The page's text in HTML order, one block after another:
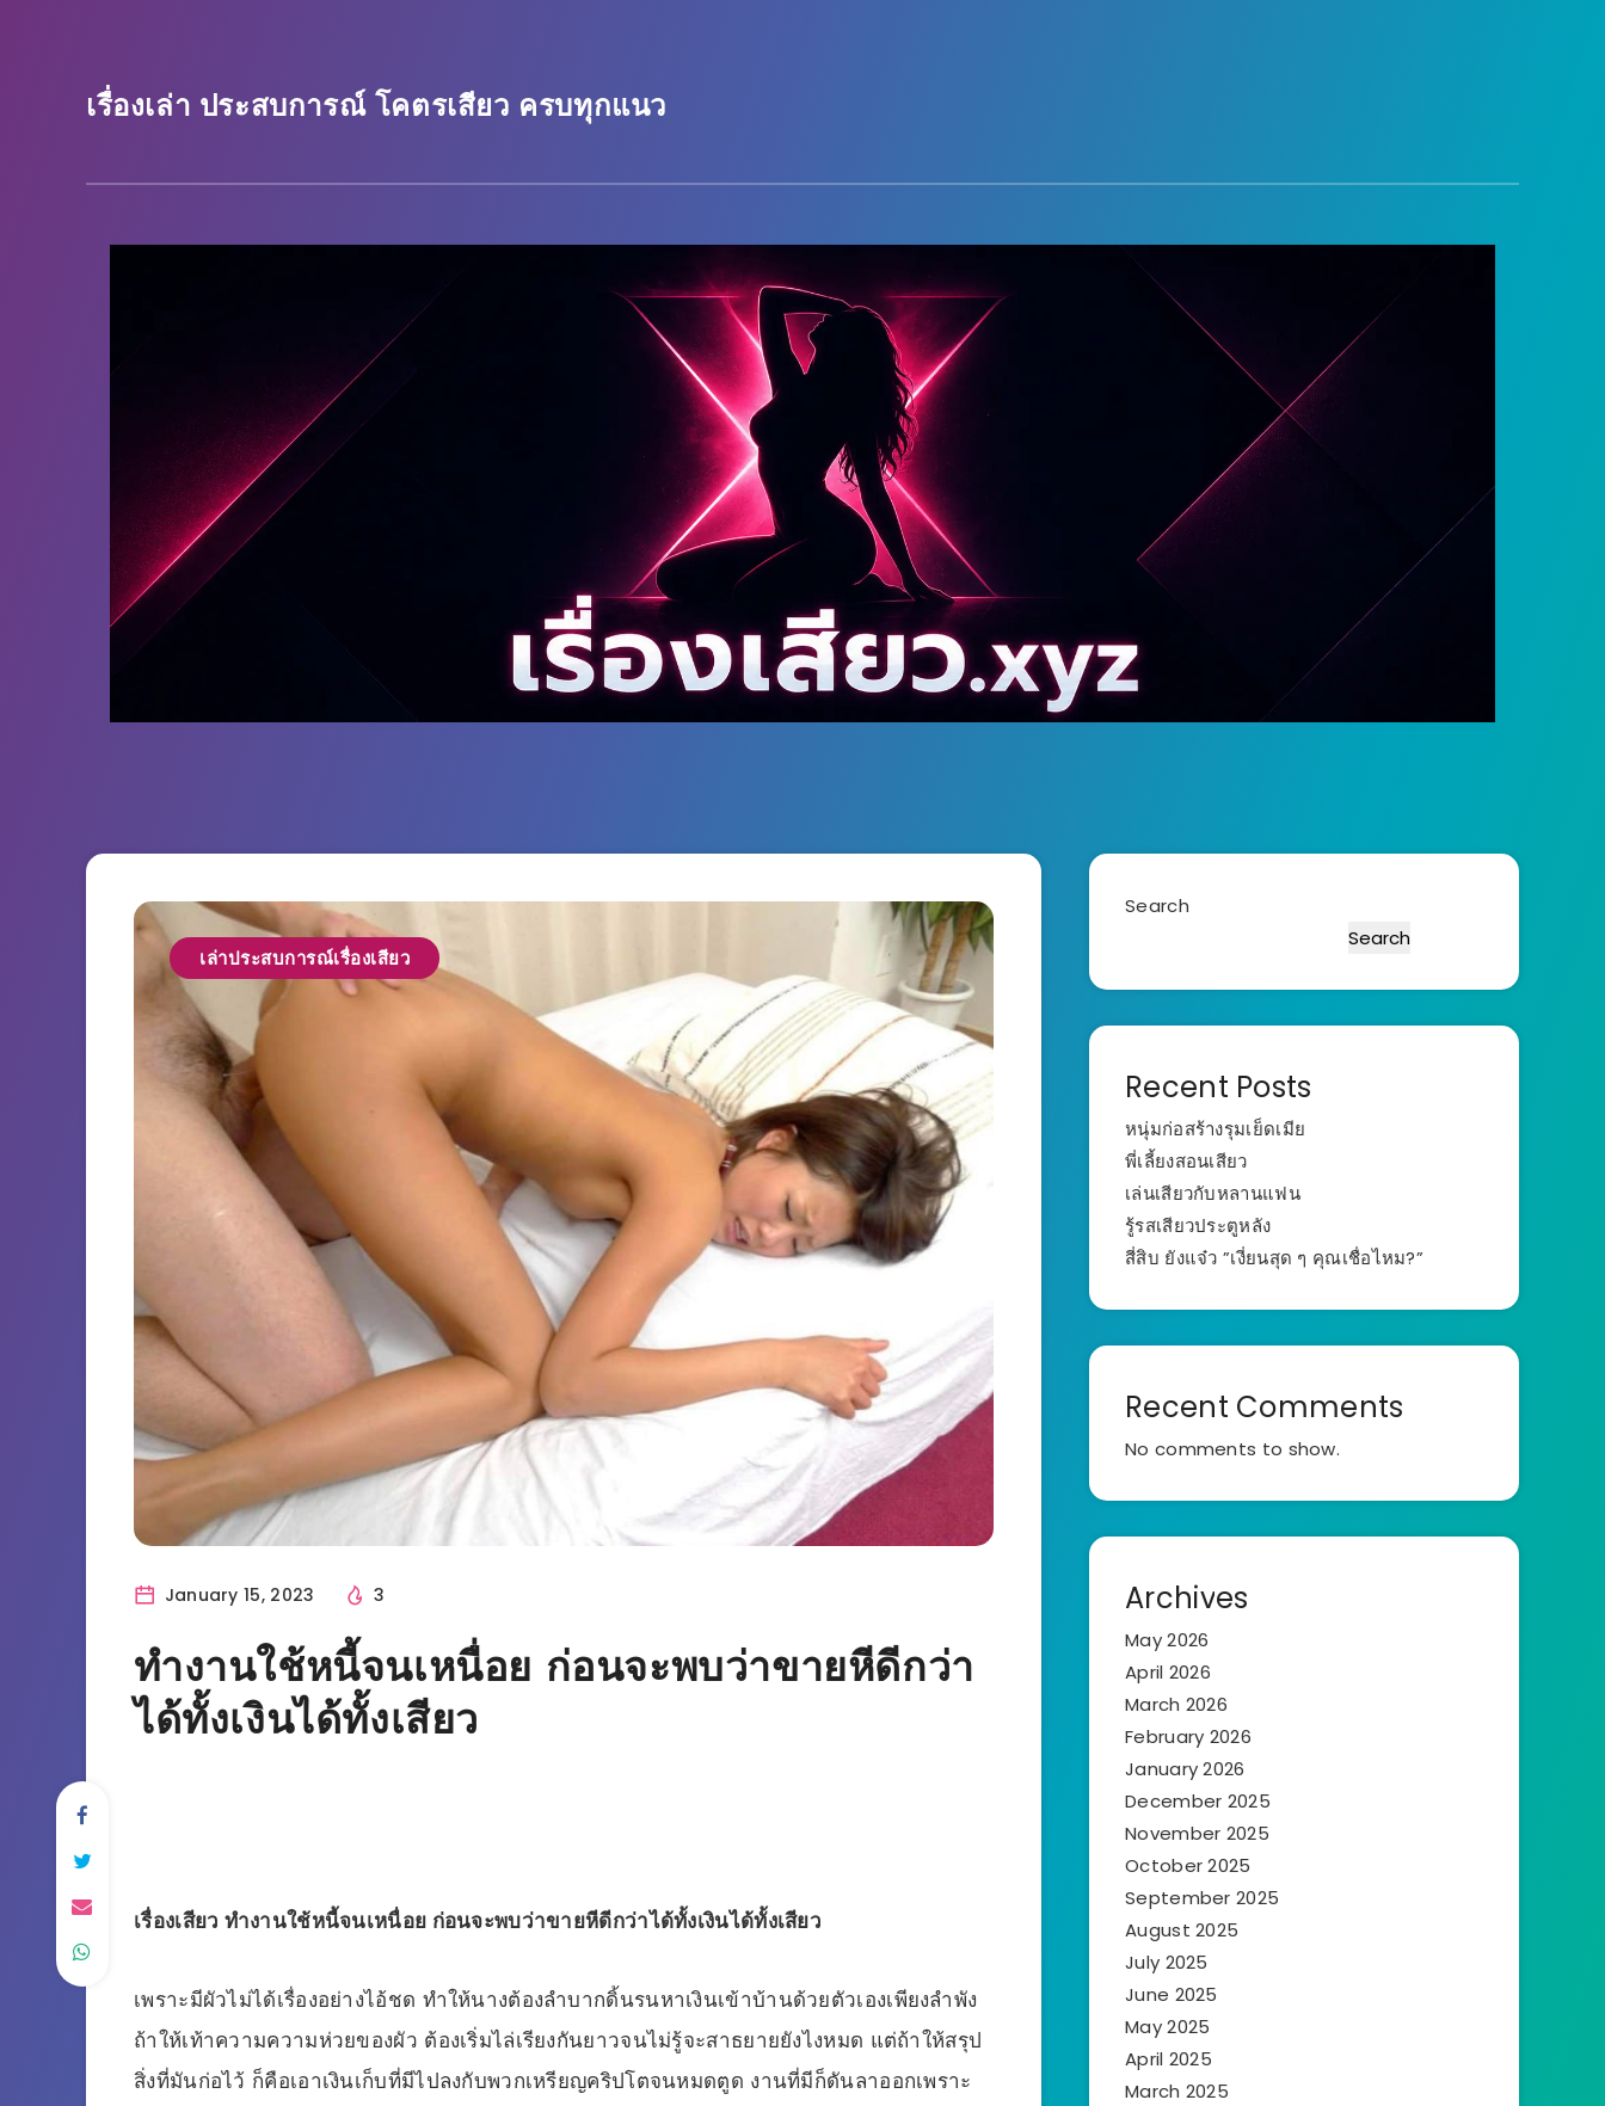
เรื่องเล่า ประสบการณ์ โคตรเสียว ครบทุกแนว
เล่าประสบการณ์เรื่องเสียว
January 15, 2023 3
ทำงานใช้หนี้จนเหนื่อย ก่อนจะพบว่าขายหีดีกว่า
ได้ทั้งเงินได้ทั้งเสียว
เรื่องเสียว ทำงานใช้หนี้จนเหนื่อย ก่อนจะพบว่าขายหีดีกว่าได้ทั้งเงินได้ทั้งเสียว
เพราะมีผัวไม่ได้เรื่องอย่างไอ้ชด ทำให้นางต้องลำบากดิ้นรนหาเงินเข้าบ้านด้วยตัวเองเพียงลำพัง
ถ้าให้เท้าความความห่วยของผัว ต้องเริ่มไล่เรียงกันยาวจนไม่รู้จะสาธยายยังไงหมด แต่ถ้าให้สรุป
สิ่งที่มันก่อไว้ ก็คือเอาเงินเก็บที่มีไปลงกับพวกเหรียญคริปโตจนหมดตูด งานที่มีก็ดันลาออกเพราะ
Search
Search
Recent Posts
หนุ่มก่อสร้างรุมเย็ดเมีย
พี่เลี้ยงสอนเสียว
เล่นเสียวกับหลานแฟน
รู้รสเสียวประตูหลัง
สี่สิบ ยังแจ๋ว ”เงี่ยนสุด ๆ คุณเชื่อไหม?”
Recent Comments
No comments to show.
Archives
May 2026
April 2026
March 2026
February 2026
January 2026
December 2025
November 2025
October 2025
September 2025
August 2025
July 2025
June 2025
May 2025
April 2025
March 2025